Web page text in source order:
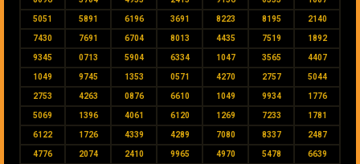
5051 5891 6196 3691 8223 8195 2140
7430 7691 6704 8013 4435 7519 1892
9345 0713 5904 6334 1047 3565 4407
1049 9745 1353 0571 4270 2757 5044
2753 4263 0876 6610 1049 9934 1776
5069 1396 4061 6120 1269 7233 1781
6122 1726 4339 4289 7080 8337 2487
4776 2074 2410 9965 4970 5478 6639